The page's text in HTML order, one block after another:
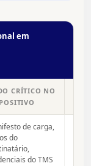
em
CRÍTICO NO
de carga,
do
do TMS